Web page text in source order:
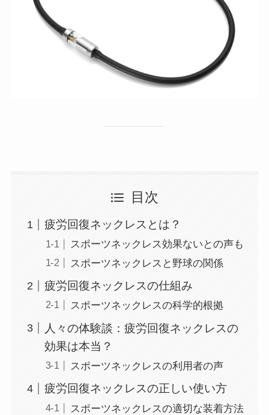
目次
疲労回復ネックレスとは？
スポーツネックレス効果ないとの声も
スポーツネックレスと野球の関係
疲労回復ネックレスの仕組み
スポーツネックレスの科学的根拠
人々の体験談：疲労回復ネックレスの
効果は本当？
スポーツネックレスの利用者の声
疲労回復ネックレスの正しい使い方
スポーツネックレスの適切な装着方法